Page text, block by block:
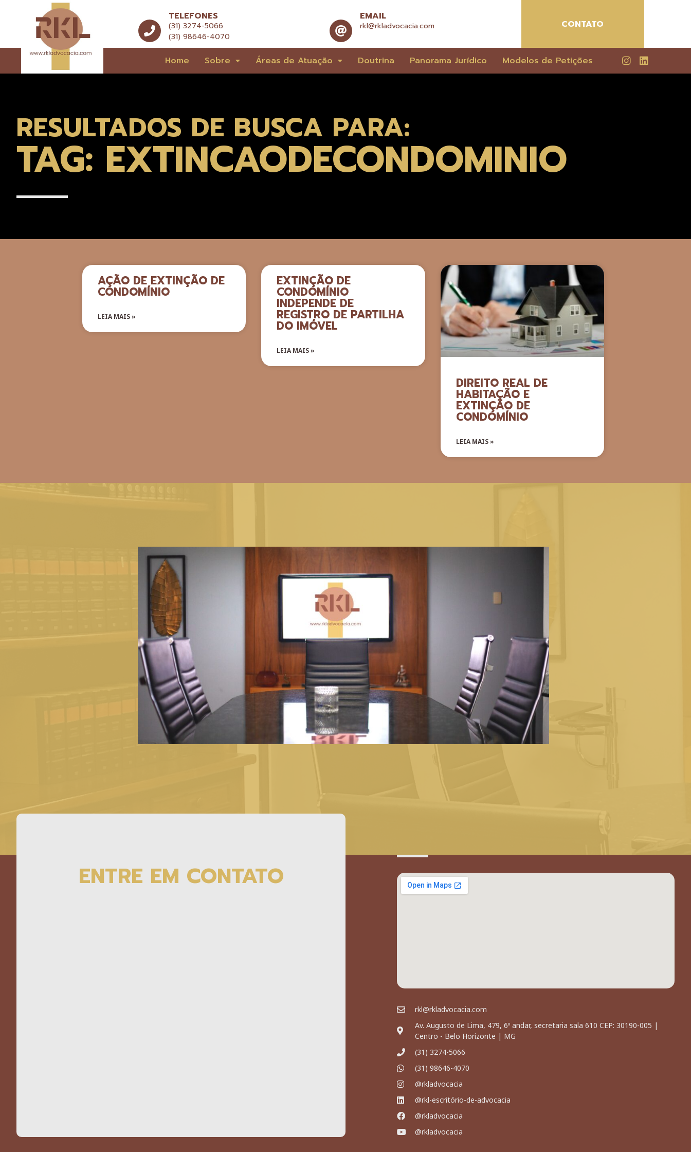
TELEFONES
(31) 3274-5066
(31) 98646-4070
EMAIL
rkl@rkladvocacia.com CONTATO
Home Sobre Áreas de Atuação Doutrina Panorama Jurídico Modelos de Petições
RESULTADOS DE BUSCA PARA:
TAG: EXTINCAODECONDOMINIO
AÇÃO DE EXTINÇÃO DE
CONDOMÍNIO
LEIA MAIS »
EXTINÇÃO DE
CONDOMÍNIO
INDEPENDE DE
REGISTRO DE PARTILHA
DO IMÓVEL
LEIA MAIS »
DIREITO REAL DE
HABITAÇÃO E
EXTINÇÃO DE
CONDOMÍNIO
LEIA MAIS »
ENTRE EM CONTATO
rkl@rkladvocacia.com
Av. Augusto de Lima, 479, 6º andar, secretaria sala 610 CEP: 30190-005 |
Centro - Belo Horizonte | MG
(31) 3274-5066
(31) 98646-4070
@rkladvocacia
@rkl-escritório-de-advocacia
@rkladvocacia
@rkladvocacia